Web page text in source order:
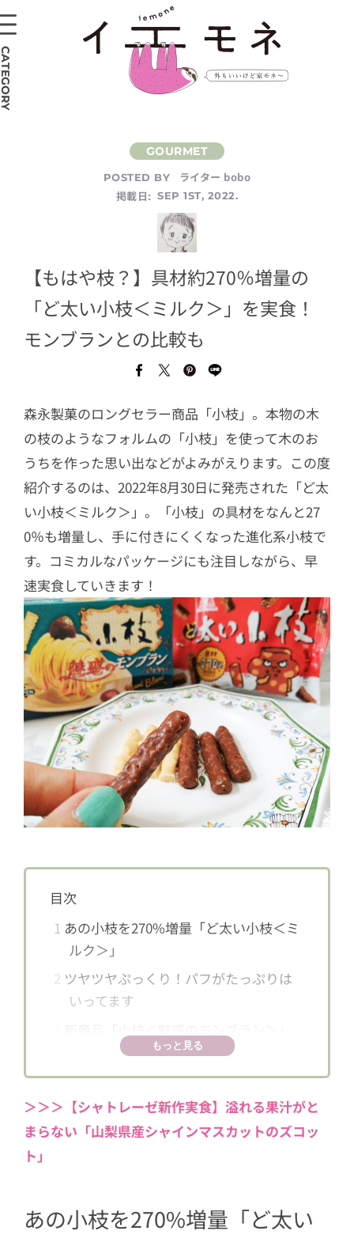
POSTED BY
ライター bobo
掲載日: SEP 1ST, 2022.
【もはや枝？】具材約270％増量の
「ど太い小枝＜ミルク＞」を実食！
モンブランとの比較も
森永製菓のロングセラー商品「小枝」。本物の木
の枝のようなフォルムの「小枝」を使って木のお
うちを作った思い出などがよみがえります。この度
紹介するのは、2022年8月30日に発売された「ど太
い小枝＜ミルク＞」。「小枝」の具材をなんと27
0％も増量し、手に付きにくくなった進化系小枝で
す。コミカルなパッケージにも注目しながら、早
速実食していきます！
目次
1 あの小枝を270%増量「ど太い小枝＜ミ
ルク＞」
2 ツヤツヤぷっくり！パフがたっぷりは
いってます
と比べてみると？もっと見る
＞＞＞【シャトレーゼ新作実食】溢れる果汁がと
まらない「山梨県産シャインマスカットのズコッ
ト」
あの小枝を270%増量「ど太い